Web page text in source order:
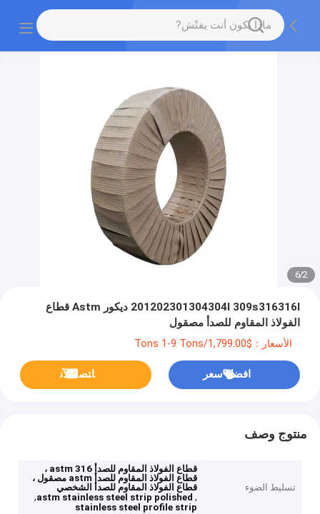
2
/
6
201202301304304l 309s316316l ديكور Astm قطاع
الفولاذ المقاوم للصدأ مصقول
الأسعار：$1,799.00/Tons 1-9 Tons
افضل سعر ﺎﺘﺼﻟ ﺍﻶﻧ
منتوج وصف
تسليط الضوء
قطاع الفولاذ المقاوم للصدأ 316 astm ،
قطاع الفولاذ المقاوم للصدأ astm مصقول ،
قطاع الفولاذ المقاوم للصدأ الشخصي
,
astm stainless steel strip polished
,
stainless steel profile strip